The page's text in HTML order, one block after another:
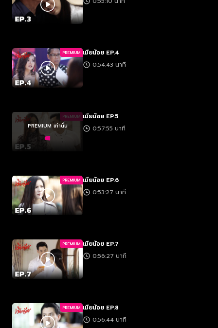
PREMIUM เมียน้อย EP.4
0:54:43 นาที
PREMIUM
PREMIUM เท่านั้น
เมียน้อย EP.5
0:57:55 นาที
PREMIUM เมียน้อย EP.6
0:53:27 นาที
PREMIUM เมียน้อย EP.7
0:56:27 นาที
PREMIUM เมียน้อย EP.8
0:56:44 นาที